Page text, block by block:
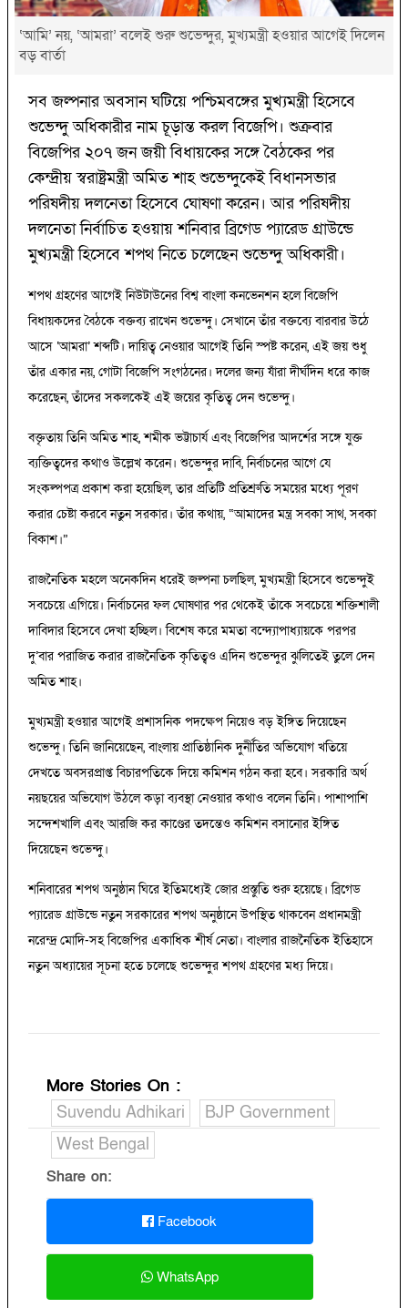
‘আমি’ নয়, ‘আমরা’ বলেই শুরু শুভেন্দুর, মুখ্যমন্ত্রী হওয়ার আগেই দিলেন
বড় বার্তা
সব জল্পনার অবসান ঘটিয়ে পশ্চিমবঙ্গের মুখ্যমন্ত্রী হিসেবে
শুভেন্দু অধিকারীর নাম চূড়ান্ত করল বিজেপি। শুক্রবার
বিজেপির ২০৭ জন জয়ী বিধায়কের সঙ্গে বৈঠকের পর
কেন্দ্রীয় স্বরাষ্ট্রমন্ত্রী অমিত শাহ শুভেন্দুকেই বিধানসভার
পরিষদীয় দলনেতা হিসেবে ঘোষণা করেন। আর পরিষদীয়
দলনেতা নির্বাচিত হওয়ায় শনিবার ব্রিগেড প্যারেড গ্রাউন্ডে
মুখ্যমন্ত্রী হিসেবে শপথ নিতে চলেছেন শুভেন্দু অধিকারী।
শপথ গ্রহণের আগেই নিউটাউনের বিশ্ব বাংলা কনভেনশন হলে বিজেপি
বিধায়কদের বৈঠকে বক্তব্য রাখেন শুভেন্দু। সেখানে তাঁর বক্তব্যে বারবার উঠে
আসে ‘আমরা’ শব্দটি। দায়িত্ব নেওয়ার আগেই তিনি স্পষ্ট করেন, এই জয় শুধু
তাঁর একার নয়, গোটা বিজেপি সংগঠনের। দলের জন্য যাঁরা দীর্ঘদিন ধরে কাজ
করেছেন, তাঁদের সকলকেই এই জয়ের কৃতিত্ব দেন শুভেন্দু।
বক্তৃতায় তিনি অমিত শাহ, শমীক ভট্টাচার্য এবং বিজেপির আদর্শের সঙ্গে যুক্ত
ব্যক্তিত্বদের কথাও উল্লেখ করেন। শুভেন্দুর দাবি, নির্বাচনের আগে যে
সংকল্পপত্র প্রকাশ করা হয়েছিল, তার প্রতিটি প্রতিশ্রুতি সময়ের মধ্যে পূরণ
করার চেষ্টা করবে নতুন সরকার। তাঁর কথায়, “আমাদের মন্ত্র সবকা সাথ, সবকা
বিকাশ।”
রাজনৈতিক মহলে অনেকদিন ধরেই জল্পনা চলছিল, মুখ্যমন্ত্রী হিসেবে শুভেন্দুই
সবচেয়ে এগিয়ে। নির্বাচনের ফল ঘোষণার পর থেকেই তাঁকে সবচেয়ে শক্তিশালী
দাবিদার হিসেবে দেখা হচ্ছিল। বিশেষ করে মমতা বন্দ্যোপাধ্যায়কে পরপর
দু’বার পরাজিত করার রাজনৈতিক কৃতিত্বও এদিন শুভেন্দুর ঝুলিতেই তুলে দেন
অমিত শাহ।
মুখ্যমন্ত্রী হওয়ার আগেই প্রশাসনিক পদক্ষেপ নিয়েও বড় ইঙ্গিত দিয়েছেন
শুভেন্দু। তিনি জানিয়েছেন, বাংলায় প্রাতিষ্ঠানিক দুর্নীতির অভিযোগ খতিয়ে
দেখতে অবসরপ্রাপ্ত বিচারপতিকে দিয়ে কমিশন গঠন করা হবে। সরকারি অর্থ
নয়ছয়ের অভিযোগ উঠলে কড়া ব্যবস্থা নেওয়ার কথাও বলেন তিনি। পাশাপাশি
সন্দেশখালি এবং আরজি কর কাণ্ডের তদন্তেও কমিশন বসানোর ইঙ্গিত
দিয়েছেন শুভেন্দু।
শনিবারের শপথ অনুষ্ঠান ঘিরে ইতিমধ্যেই জোর প্রস্তুতি শুরু হয়েছে। ব্রিগেড
প্যারেড গ্রাউন্ডে নতুন সরকারের শপথ অনুষ্ঠানে উপস্থিত থাকবেন প্রধানমন্ত্রী
নরেন্দ্র মোদি-সহ বিজেপির একাধিক শীর্ষ নেতা। বাংলার রাজনৈতিক ইতিহাসে
নতুন অধ্যায়ের সূচনা হতে চলেছে শুভেন্দুর শপথ গ্রহণের মধ্য দিয়ে।
More Stories On :
Suvendu Adhikari
BJP Government
West Bengal
Share on:
Facebook
WhatsApp